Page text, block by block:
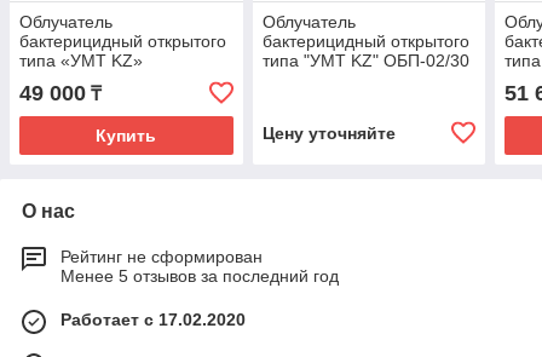
Облучатель
бактерицидный открытого
типа «УМТ KZ»
ОБН-02/30 настенный со
счетчиком
49 000 ₸
Купить
Облучатель
бактерицидный открытого
типа "УМТ KZ" ОБП-02/30
Цену уточняйте
51
О нас
Рейтинг не сформирован
Менее 5 отзывов за последний год
Работает с 17.02.2020